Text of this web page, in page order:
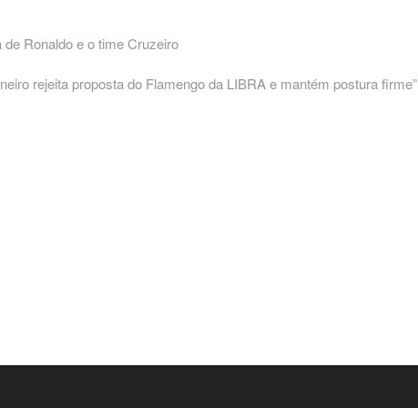
Ronaldo e o time Cruzeiro
rejeita proposta do Flamengo da LIBRA e mantém postura firme”